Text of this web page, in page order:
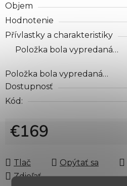
Objem
Hodnotenie
Přívlastky a charakteristiky
Položka bola vypredaná…
Položka bola vypredaná…
Dostupnosť
Kód:
€169
Tlač
Opýtať sa
Zdieľať